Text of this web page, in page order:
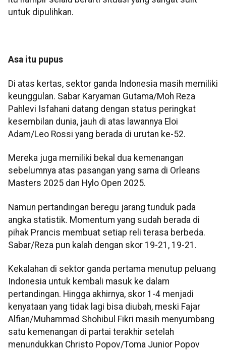
untuk dipulihkan.
Asa itu pupus
Di atas kertas, sektor ganda Indonesia masih memiliki
keunggulan. Sabar Karyaman Gutama/Moh Reza
Pahlevi Isfahani datang dengan status peringkat
kesembilan dunia, jauh di atas lawannya Eloi
Adam/Leo Rossi yang berada di urutan ke-52.
Mereka juga memiliki bekal dua kemenangan
sebelumnya atas pasangan yang sama di Orleans
Masters 2025 dan Hylo Open 2025.
Namun pertandingan beregu jarang tunduk pada
angka statistik. Momentum yang sudah berada di
pihak Prancis membuat setiap reli terasa berbeda.
Sabar/Reza pun kalah dengan skor 19-21, 19-21.
Kekalahan di sektor ganda pertama menutup peluang
Indonesia untuk kembali masuk ke dalam
pertandingan. Hingga akhirnya, skor 1-4 menjadi
kenyataan yang tidak lagi bisa diubah, meski Fajar
Alfian/Muhammad Shohibul Fikri masih menyumbang
satu kemenangan di partai terakhir setelah
menundukkan Christo Popov/Toma Junior Popov